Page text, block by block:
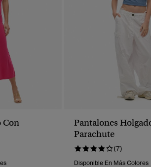
Con
Pantalones
Parachute
(7)
Disponible En Más Colores